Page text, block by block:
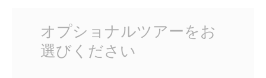
オプショナルツアーをお
選びください